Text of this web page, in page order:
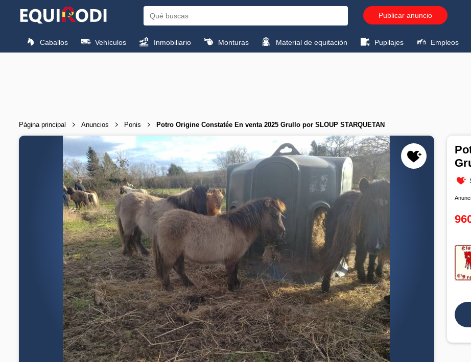
Publicar anuncio
Caballos Vehículos Inmobiliario Monturas Material de equitación Pupilajes Empleos
Página principal Anuncios Ponis Potro Origine Constatée En venta 2025 Grullo por SLOUP STARQUETAN